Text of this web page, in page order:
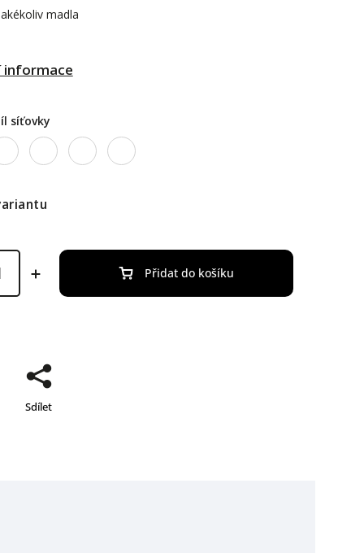
madla
informace
síťovky
Přidat do košíku
Sdílet